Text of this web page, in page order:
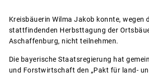
Kreisbäuerin Wilma Jakob konnte, wegen
stattfindenden Herbsttagung der
Aschaffenburg, nicht teilnehmen.
Die bayerische Staatsregierung hat
und Forstwirtschaft den „Pakt für land-